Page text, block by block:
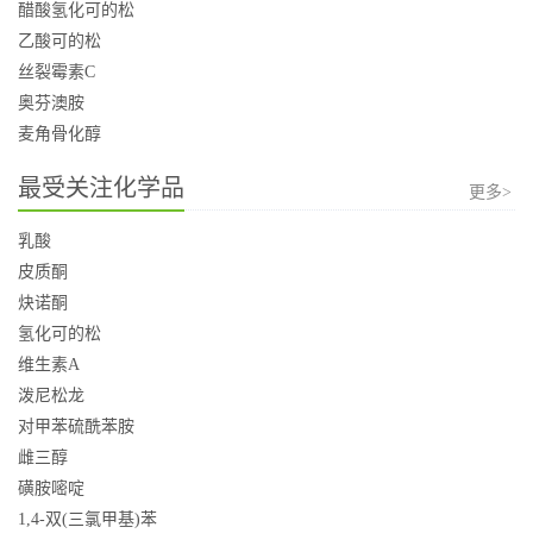
醋酸氢化可的松
乙酸可的松
丝裂霉素C
奥芬澳胺
麦角骨化醇
最受关注化学品 更多>
乳酸
皮质酮
炔诺酮
氢化可的松
维生素A
泼尼松龙
对甲苯硫酰苯胺
雌三醇
磺胺嘧啶
1,4-双(三氯甲基)苯